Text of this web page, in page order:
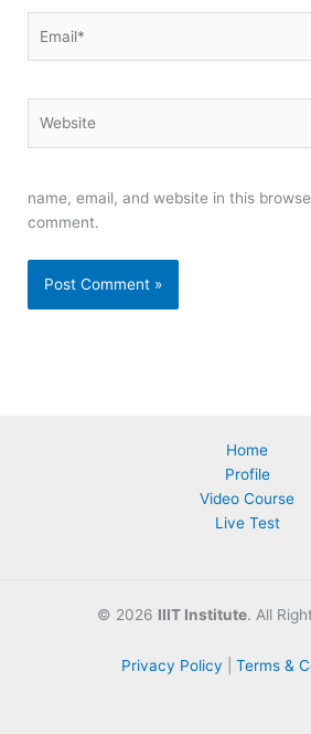
name, email, and website in this
comment.
Home
Profile
Video Course
Live Test
© 2026 IIIT Institute. All
Privacy Policy Terms &